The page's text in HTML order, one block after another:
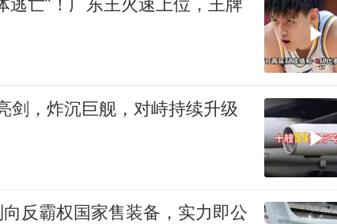
剑，炸沉巨舰，对峙持续升级
反霸权国家售装备，实力即公